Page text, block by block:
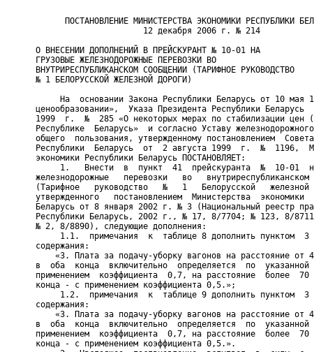
ПОСТАНОВЛЕНИЕ МИНИСТЕРСТВА ЭКОНОМИКИ РЕСПУБЛИКИ
                      12 декабря 2006 г. № 214
О ВНЕСЕНИИ ДОПОЛНЕНИЙ В ПРЕЙСКУРАНТ № 10-01 НА
ГРУЗОВЫЕ ЖЕЛЕЗНОДОРОЖНЫЕ ПЕРЕВОЗКИ ВО
ВНУТРИРЕСПУБЛИКАНСКОМ СООБЩЕНИИ (ТАРИФНОЕ РУКОВОДСТВО
№ 1 БЕЛОРУССКОЙ ЖЕЛЕЗНОЙ ДОРОГИ)
На  основании Закона Республики Беларусь от 10 мая
ценообразовании»,  Указа Президента Республики
1999  г.  №  285 «О некоторых мерах по стабилизации цен
Республике  Беларусь»  и согласно Уставу
общего  пользования, утвержденному постановлением
Республики  Беларусь  от  2 августа 1999  г.  №  1196,
экономики Республики Беларусь ПОСТАНОВЛЯЕТ:
1.   Внести  в  пункт  41  прейскуранта  №  10-01
железнодорожные   перевозки   во
(Тарифное   руководство   №   1   Белорусской
утвержденного   постановлением  Министерства  экономики
Беларусь от 8 января 2002 г. № 3 (Национальный реестр
Республики Беларусь, 2002 г., № 17, 8/7704; № 123, 8/
№ 2, 8/8890), следующие дополнения:
1.1.  примечания  к  таблице 8 дополнить пунктом  3
содержания:
«3. Плата за подачу-уборку вагонов на расстояние от
в  оба  конца  включительно  определяется  по
применением  коэффициента  0,7, на расстояние  более
конца - с применением коэффициента 0,5.»;
1.2.  примечания  к  таблице 9 дополнить пунктом  3
содержания:
«3. Плата за подачу-уборку вагонов на расстояние от
в  оба  конца  включительно  определяется  по
применением  коэффициента  0,7, на расстояние  более
конца - с применением коэффициента 0,5.».